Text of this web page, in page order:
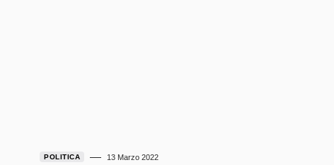
POLITICA 13 Marzo 2022